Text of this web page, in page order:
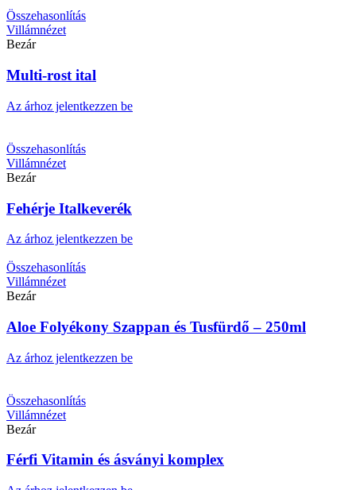
Összehasonlítás
Villámnézet
Bezár
Multi-rost ital
Az árhoz jelentkezzen be
Összehasonlítás
Villámnézet
Bezár
Fehérje Italkeverék
Az árhoz jelentkezzen be
Összehasonlítás
Villámnézet
Bezár
Aloe Folyékony Szappan és Tusfürdő – 250ml
Az árhoz jelentkezzen be
Összehasonlítás
Villámnézet
Bezár
Férfi Vitamin és ásványi komplex